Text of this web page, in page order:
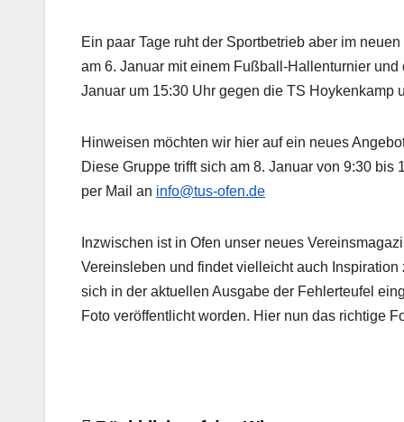
Ein paar Tage ruht der Sportbetrieb aber im
am 6. Januar mit einem Fußball-Hallenturnier
Januar um 15:30 Uhr gegen die TS Hoykenkamp
Hinweisen möchten wir hier auf ein neues
Diese Gruppe trifft sich am 8. Januar von 9:30
per Mail an info@tus-ofen.de
Inzwischen ist in Ofen unser neues
Vereinsleben und findet vielleicht auch
sich in der aktuellen Ausgabe der Fehlerteufel
Foto veröffentlicht worden. Hier nun das richtige